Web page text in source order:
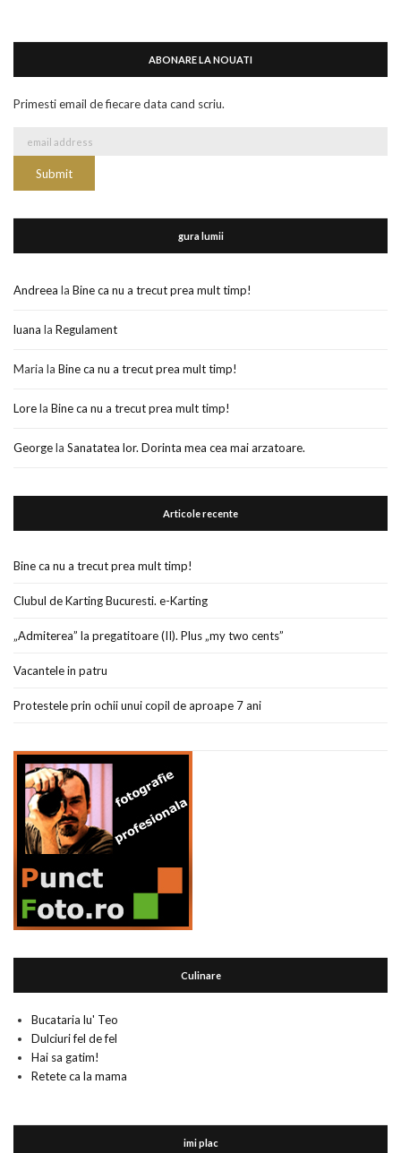
ABONARE LA NOUATI
Primesti email de fiecare data cand scriu.
gura lumii
Andreea la Bine ca nu a trecut prea mult timp!
luana la Regulament
Maria la Bine ca nu a trecut prea mult timp!
Lorela Bine ca nu a trecut prea mult timp!
Georgela Sanatatea lor. Dorinta mea cea mai arzatoare.
Articole recente
Bine ca nu a trecut prea mult timp!
Clubul de Karting Bucuresti. e-Karting
„Admiterea” la pregatitoare (II). Plus „my two cents”
Vacantele in patru
Protestele prin ochii unui copil de aproape 7 ani
Culinare
Bucataria lu' Teo
Dulciuri fel de fel
Hai sa gatim!
Retete ca la mama
imi plac